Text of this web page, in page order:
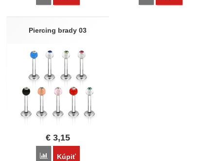
Piercing brady 03
€ 3,15
Porovnať
Kúpiť